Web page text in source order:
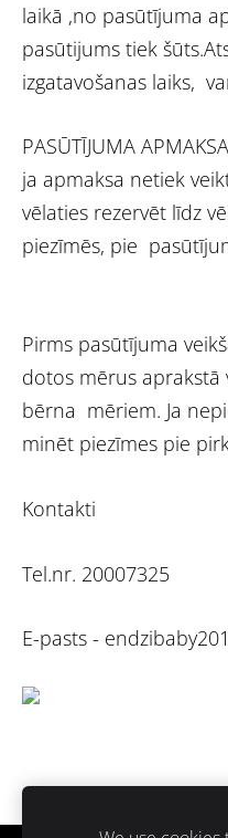
laikā ,no pasūtījuma
pasūtijums tiek
izgatavošanas laiks,
PASŪTĪJUMA
ja apmaksa netiek
vēlaties rezervēt līdz
piezīmēs, pie
Pirms pasūtījuma
dotos mērus aprakstā
bērna mēriem. Ja
minēt piezīmes pie
Kontakti
Tel.nr. 20007325
E-pasts -